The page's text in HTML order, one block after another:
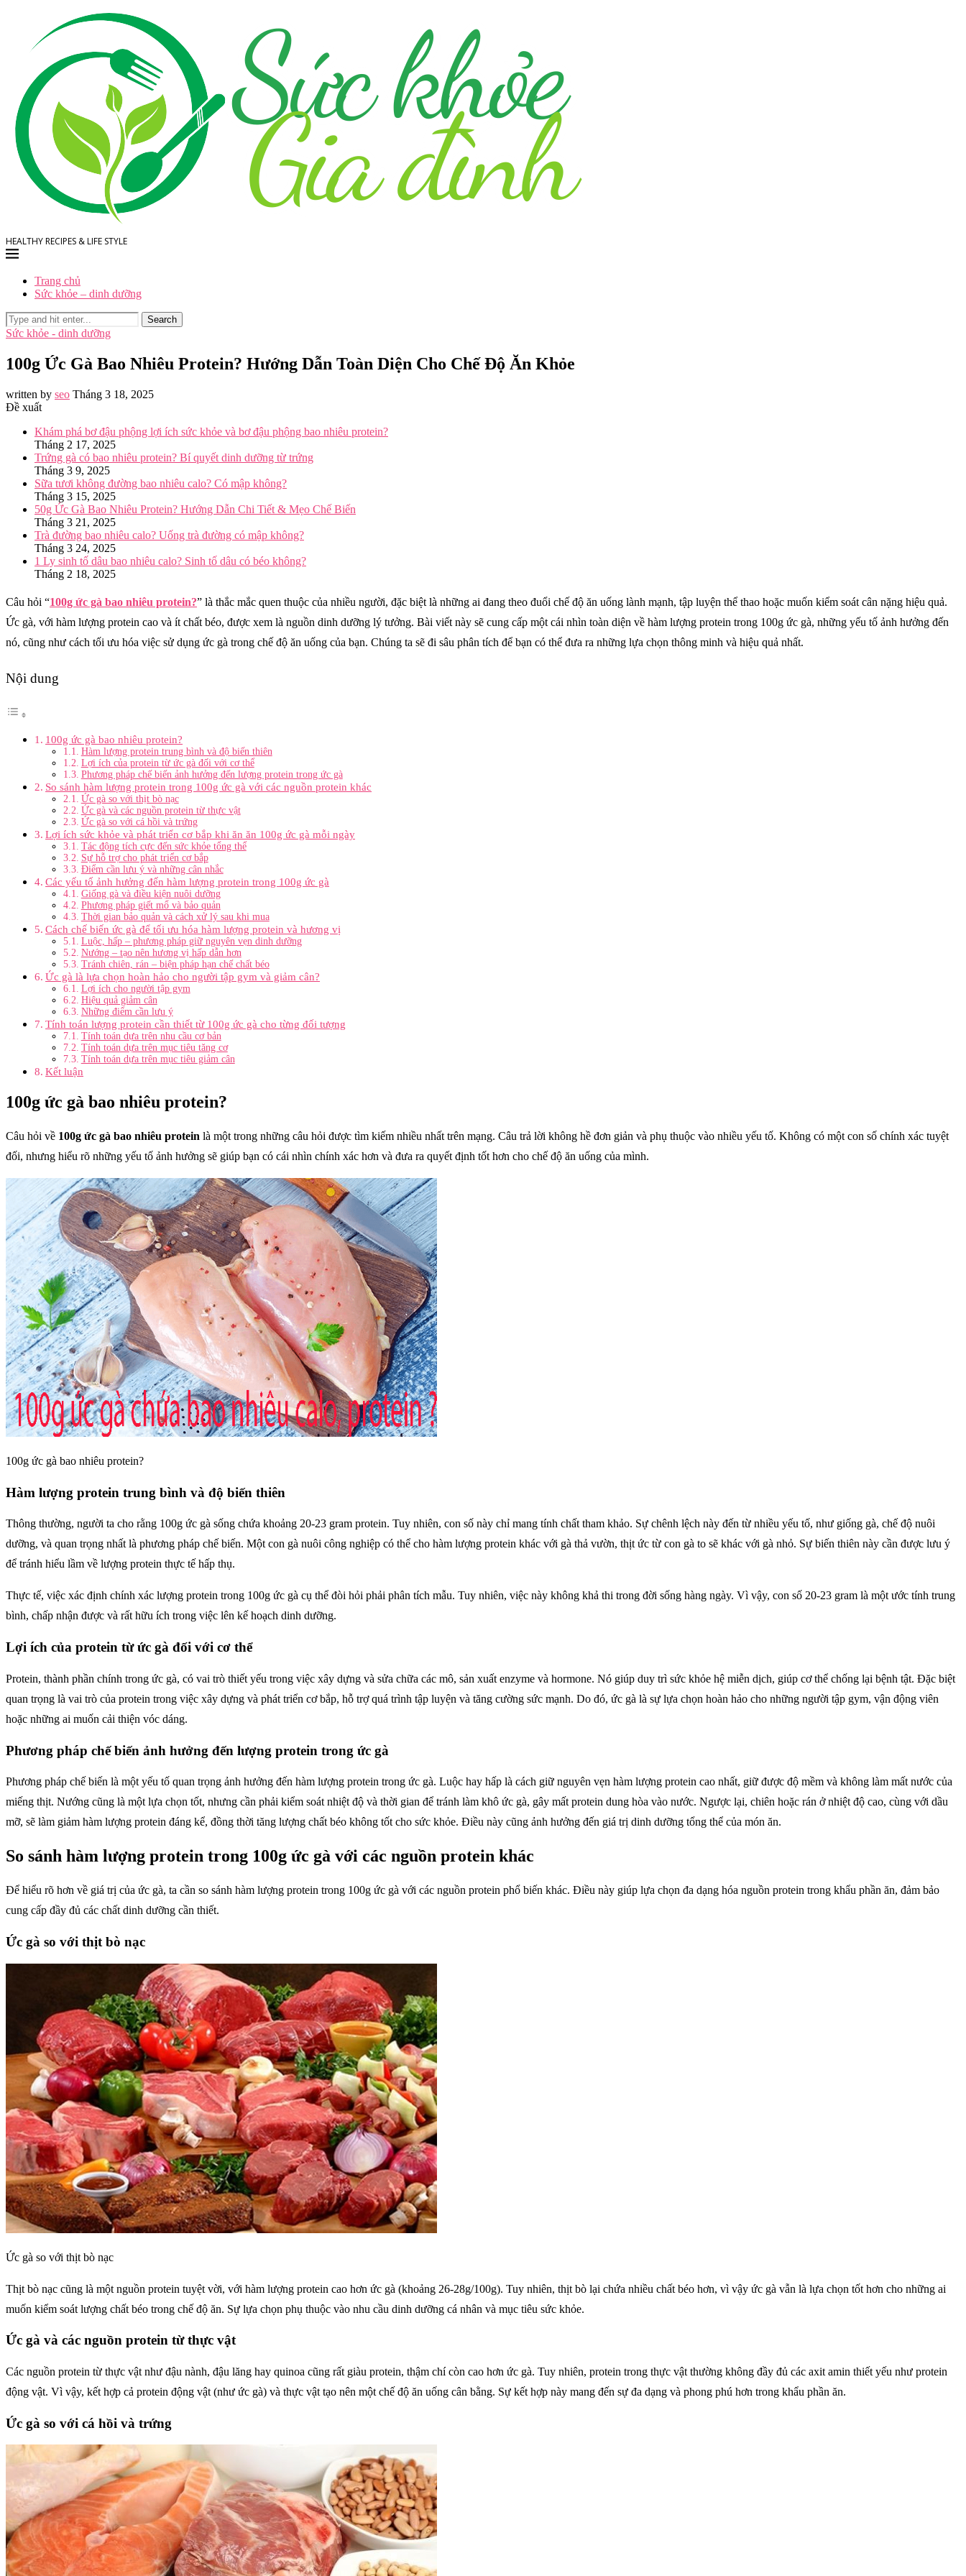
HEALTHY RECIPES & LIFE STYLE
Trang chủ
Sức khỏe – dinh dưỡng
Search
Sức khỏe - dinh dưỡng
100g Ức Gà Bao Nhiêu Protein? Hướng Dẫn Toàn Diện Cho Chế Độ Ăn Khỏe
written by seo Tháng 3 18, 2025
Đề xuất
Khám phá bơ đậu phộng lợi ích sức khỏe và bơ đậu phộng bao nhiêu protein?
Tháng 2 17, 2025
Trứng gà có bao nhiêu protein? Bí quyết dinh dưỡng từ trứng
Tháng 3 9, 2025
Sữa tươi không đường bao nhiêu calo? Có mập không?
Tháng 3 15, 2025
50g Ức Gà Bao Nhiêu Protein? Hướng Dẫn Chi Tiết & Mẹo Chế Biến
Tháng 3 21, 2025
Trà đường bao nhiêu calo? Uống trà đường có mập không?
Tháng 3 24, 2025
1 Ly sinh tố dâu bao nhiêu calo? Sinh tố dâu có béo không?
Tháng 2 18, 2025
Câu hỏi “100g ức gà bao nhiêu protein?” là thắc mắc quen thuộc của nhiều người, đặc biệt là những ai đang theo đuổi chế độ ăn uống lành mạnh, tập luyện thể thao hoặc muốn kiểm soát cân nặng hiệu quả.
Ức gà, với hàm lượng protein cao và ít chất béo, được xem là nguồn dinh dưỡng lý tưởng. Bài viết này sẽ cung cấp một cái nhìn toàn diện về hàm lượng protein trong 100g ức gà, những yếu tố ảnh hưởng đến
nó, cũng như cách tối ưu hóa việc sử dụng ức gà trong chế độ ăn uống của bạn. Chúng ta sẽ đi sâu phân tích để bạn có thể đưa ra những lựa chọn thông minh và hiệu quả nhất.
Nội dung
100g ức gà bao nhiêu protein?
Hàm lượng protein trung bình và độ biến thiên
Lợi ích của protein từ ức gà đối với cơ thể
Phương pháp chế biến ảnh hưởng đến lượng protein trong ức gà
So sánh hàm lượng protein trong 100g ức gà với các nguồn protein khác
Ức gà so với thịt bò nạc
Ức gà và các nguồn protein từ thực vật
Ức gà so với cá hồi và trứng
Lợi ích sức khỏe và phát triển cơ bắp khi ăn ăn 100g ức gà mỗi ngày
Tác động tích cực đến sức khỏe tổng thể
Sự hỗ trợ cho phát triển cơ bắp
Điểm cần lưu ý và những cân nhắc
Các yếu tố ảnh hưởng đến hàm lượng protein trong 100g ức gà
Giống gà và điều kiện nuôi dưỡng
Phương pháp giết mổ và bảo quản
Thời gian bảo quản và cách xử lý sau khi mua
Cách chế biến ức gà để tối ưu hóa hàm lượng protein và hương vị
Luộc, hấp – phương pháp giữ nguyên vẹn dinh dưỡng
Nướng – tạo nên hương vị hấp dẫn hơn
Tránh chiên, rán – biện pháp hạn chế chất béo
Ức gà là lựa chọn hoàn hảo cho người tập gym và giảm cân?
Lợi ích cho người tập gym
Hiệu quả giảm cân
Những điểm cần lưu ý
Tính toán lượng protein cần thiết từ 100g ức gà cho từng đối tượng
Tính toán dựa trên nhu cầu cơ bản
Tính toán dựa trên mục tiêu tăng cơ
Tính toán dựa trên mục tiêu giảm cân
Kết luận
100g ức gà bao nhiêu protein?
Câu hỏi về 100g ức gà bao nhiêu protein là một trong những câu hỏi được tìm kiếm nhiều nhất trên mạng. Câu trả lời không hề đơn giản và phụ thuộc vào nhiều yếu tố. Không có một con số chính xác tuyệt
đối, nhưng hiểu rõ những yếu tố ảnh hưởng sẽ giúp bạn có cái nhìn chính xác hơn và đưa ra quyết định tốt hơn cho chế độ ăn uống của mình.
100g ức gà bao nhiêu protein?
Hàm lượng protein trung bình và độ biến thiên
Thông thường, người ta cho rằng 100g ức gà sống chứa khoảng 20-23 gram protein. Tuy nhiên, con số này chỉ mang tính chất tham khảo. Sự chênh lệch này đến từ nhiều yếu tố, như giống gà, chế độ nuôi
dưỡng, và quan trọng nhất là phương pháp chế biến. Một con gà nuôi công nghiệp có thể cho hàm lượng protein khác với gà thả vườn, thịt ức từ con gà to sẽ khác với gà nhỏ. Sự biến thiên này cần được lưu ý
để tránh hiểu lầm về lượng protein thực tế hấp thụ.
Thực tế, việc xác định chính xác lượng protein trong 100g ức gà cụ thể đòi hỏi phải phân tích mẫu. Tuy nhiên, việc này không khả thi trong đời sống hàng ngày. Vì vậy, con số 20-23 gram là một ước tính trung
bình, chấp nhận được và rất hữu ích trong việc lên kế hoạch dinh dưỡng.
Lợi ích của protein từ ức gà đối với cơ thể
Protein, thành phần chính trong ức gà, có vai trò thiết yếu trong việc xây dựng và sửa chữa các mô, sản xuất enzyme và hormone. Nó giúp duy trì sức khỏe hệ miễn dịch, giúp cơ thể chống lại bệnh tật. Đặc biệt
quan trọng là vai trò của protein trong việc xây dựng và phát triển cơ bắp, hỗ trợ quá trình tập luyện và tăng cường sức mạnh. Do đó, ức gà là sự lựa chọn hoàn hảo cho những người tập gym, vận động viên
hoặc những ai muốn cải thiện vóc dáng.
Phương pháp chế biến ảnh hưởng đến lượng protein trong ức gà
Phương pháp chế biến là một yếu tố quan trọng ảnh hưởng đến hàm lượng protein trong ức gà. Luộc hay hấp là cách giữ nguyên vẹn hàm lượng protein cao nhất, giữ được độ mềm và không làm mất nước của
miếng thịt. Nướng cũng là một lựa chọn tốt, nhưng cần phải kiểm soát nhiệt độ và thời gian để tránh làm khô ức gà, gây mất protein dung hòa vào nước. Ngược lại, chiên hoặc rán ở nhiệt độ cao, cùng với dầu
mỡ, sẽ làm giảm hàm lượng protein đáng kể, đồng thời tăng lượng chất béo không tốt cho sức khỏe. Điều này cũng ảnh hưởng đến giá trị dinh dưỡng tổng thể của món ăn.
So sánh hàm lượng protein trong 100g ức gà với các nguồn protein khác
Để hiểu rõ hơn về giá trị của ức gà, ta cần so sánh hàm lượng protein trong 100g ức gà với các nguồn protein phổ biến khác. Điều này giúp lựa chọn đa dạng hóa nguồn protein trong khẩu phần ăn, đảm bảo
cung cấp đầy đủ các chất dinh dưỡng cần thiết.
Ức gà so với thịt bò nạc
Ức gà so với thịt bò nạc
Thịt bò nạc cũng là một nguồn protein tuyệt vời, với hàm lượng protein cao hơn ức gà (khoảng 26-28g/100g). Tuy nhiên, thịt bò lại chứa nhiều chất béo hơn, vì vậy ức gà vẫn là lựa chọn tốt hơn cho những ai
muốn kiểm soát lượng chất béo trong chế độ ăn. Sự lựa chọn phụ thuộc vào nhu cầu dinh dưỡng cá nhân và mục tiêu sức khỏe.
Ức gà và các nguồn protein từ thực vật
Các nguồn protein từ thực vật như đậu nành, đậu lăng hay quinoa cũng rất giàu protein, thậm chí còn cao hơn ức gà. Tuy nhiên, protein trong thực vật thường không đầy đủ các axit amin thiết yếu như protein
động vật. Vì vậy, kết hợp cả protein động vật (như ức gà) và thực vật tạo nên một chế độ ăn uống cân bằng. Sự kết hợp này mang đến sự đa dạng và phong phú hơn trong khẩu phần ăn.
Ức gà so với cá hồi và trứng